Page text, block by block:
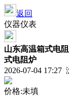
返回
仪器仪表
山东高温箱式电
式电阻炉
2026-07-04 17:27
价格:未填